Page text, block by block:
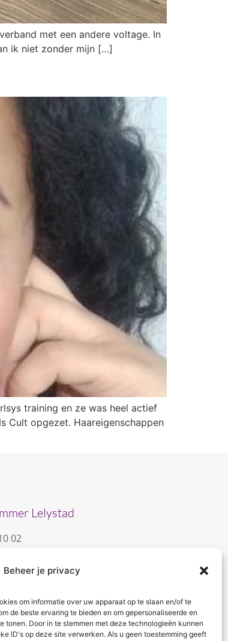
Beheer je privacy
om informatie over uw apparaat op te slaan en/of te
de beste ervaring te bieden en om gepersonaliseerde en
tonen. Door in te stemmen met deze technologieën kunnen
ID's op deze site verwerken. Als u geen toestemming geeft
met een andere voltage. In
ik niet zonder mijn […]
training en ze was heel actief
Cult opgezet. Haareigenschappen
Lelystad
02
9.30 - 13.30 (Trainingen)